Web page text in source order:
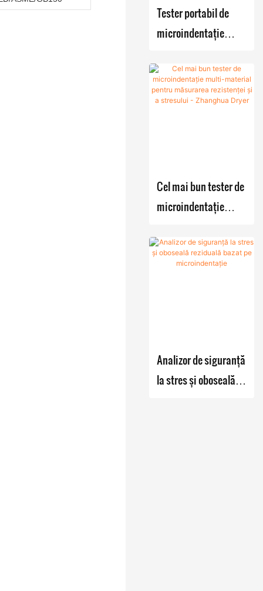
uscare
multifunc
cu lame
Sistem
Sisteme de
producție cu
filtrare-
uscare
Tester portabil de
microindentație
tensiunii reziduale în
recipiente sub
Cel mai bun tester de
microindentație
măsurarea
rezistenței și a
Analizor de siguranță
la stres și oboseală